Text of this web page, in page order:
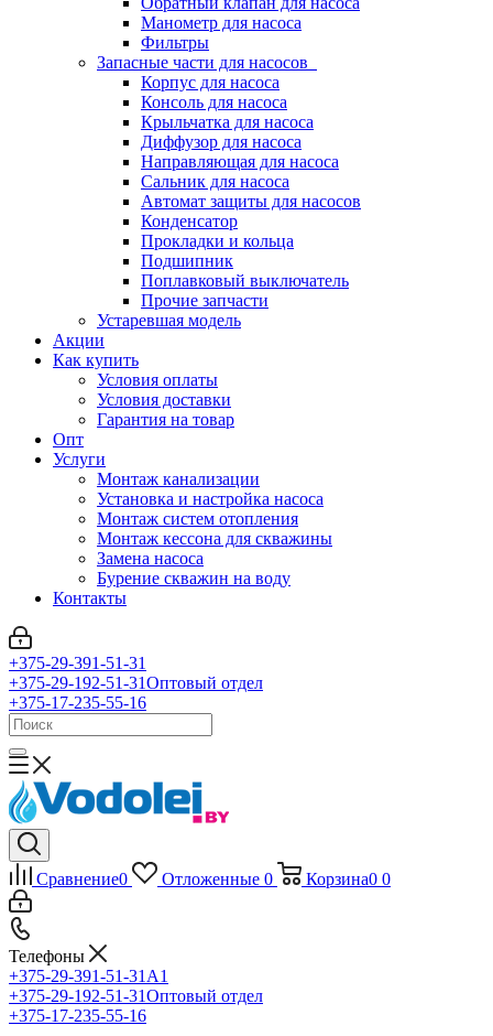
Манометр для насоса
Фильтры
Запасные части для насосов
Корпус для насоса
Консоль для насоса
Крыльчатка для насоса
Диффузор для насоса
Направляющая для насоса
Сальник для насоса
Автомат защиты для насосов
Конденсатор
Прокладки и кольца
Подшипник
Поплавковый выключатель
Прочие запчасти
Устаревшая модель
Акции
Как купить
Условия оплаты
Условия доставки
Гарантия на товар
Опт
Услуги
Монтаж канализации
Установка и настройка насоса
Монтаж систем отопления
Монтаж кессона для скважины
Замена насоса
Бурение скважин на воду
Контакты
+375-29-391-51-31
+375-29-192-51-31Оптовый отдел
+375-17-235-55-16
Сравнение0 Отложенные 0 Корзина0 0
Телефоны
+375-29-391-51-31 A1
+375-29-192-51-31Оптовый отдел
+375-17-235-55-16